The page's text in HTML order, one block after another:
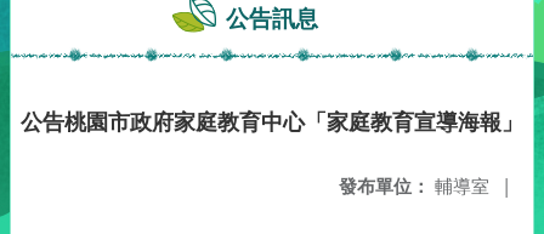
公告訊息
公告桃園市政府家庭教育中心「家庭教育宣導海報」
發布單位： 輔導室 |